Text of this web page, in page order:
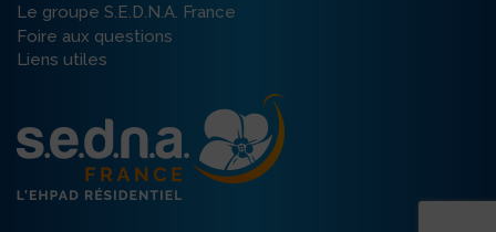
Le groupe S.E.D.N.A. France
Foire aux questions
Liens utiles